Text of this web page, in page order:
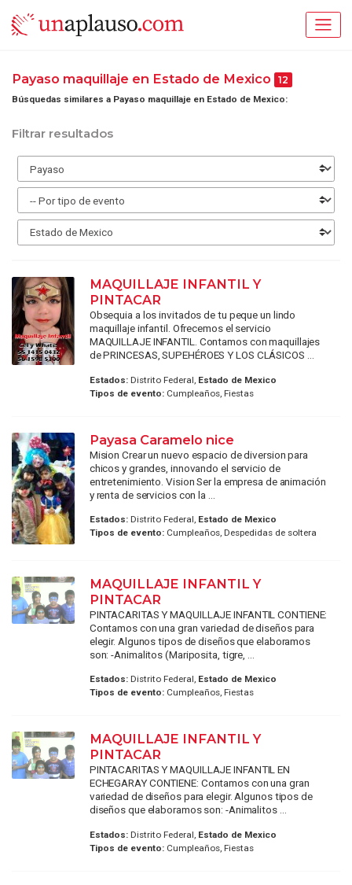
Payaso maquillaje en Estado de Mexico 12
Búsquedas similares a Payaso maquillaje en Estado de Mexico:
Filtrar resultados
MAQUILLAJE INFANTIL Y
PINTACAR
Obsequia a los invitados de tu peque un lindo
maquillaje infantil. Ofrecemos el servicio
MAQUILLAJE INFANTIL. Contamos con maquillajes
de PRINCESAS, SUPEHÉROES Y LOS CLÁSICOS ...
Estados:Distrito Federal, Estado de Mexico
Tipos de evento:Cumpleaños, Fiestas
Payasa Caramelo nice
Mision Crear un nuevo espacio de diversion para
chicos y grandes, innovando el servicio de
entretenimiento. Vision Ser la empresa de animación
y renta de servicios con la ...
Estados:Distrito Federal, Estado de Mexico
Tipos de evento:Cumpleaños, Despedidas de soltera
MAQUILLAJE INFANTIL Y
PINTACAR
PINTACARITAS Y MAQUILLAJE INFANTIL CONTIENE:
Contamos con una gran variedad de diseños para
elegir. Algunos tipos de diseños que elaboramos
son: -Animalitos (Mariposita, tigre, ...
Estados:Distrito Federal, Estado de Mexico
Tipos de evento:Cumpleaños, Fiestas
MAQUILLAJE INFANTIL Y
PINTACAR
PINTACARITAS Y MAQUILLAJE INFANTIL EN
ECHEGARAY CONTIENE: Contamos con una gran
variedad de diseños para elegir. Algunos tipos de
diseños que elaboramos son: -Animalitos ...
Estados:Distrito Federal, Estado de Mexico
Tipos de evento:Cumpleaños, Fiestas